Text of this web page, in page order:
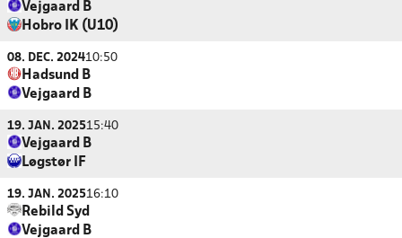
Vejgaard B
Hobro IK (U10)
08. DEC. 202410:50
Hadsund B
Vejgaard B
19. JAN. 202515:40
Vejgaard B
Løgstør IF
19. JAN. 202516:10
Rebild Syd
Vejgaard B